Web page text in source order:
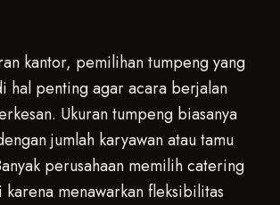
kantor, pemilihan tumpeng yang
hal penting agar acara berjalan
Ukuran tumpeng biasanya
jumlah karyawan atau tamu
perusahaan memilih catering
karena menawarkan fleksibilitas